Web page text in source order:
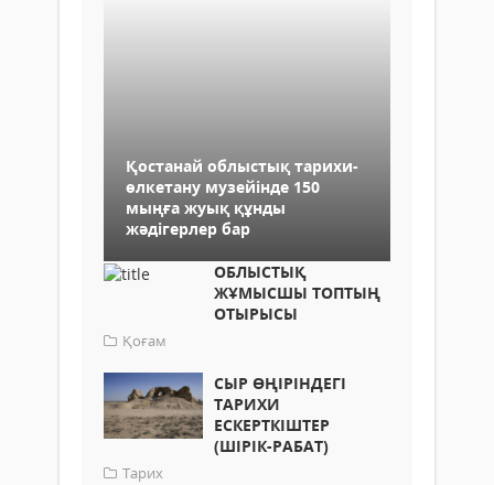
Қостанай облыстық тарихи-
өлкетану музейінде 150
мыңға жуық құнды
жәдігерлер бар
ОБЛЫСТЫҚ
ЖҰМЫСШЫ ТОПТЫҢ
ОТЫРЫСЫ
Қоғам
СЫР ӨҢІРІНДЕГІ
ТАРИХИ
ЕСКЕРТКІШТЕР
(ШІРІК-РАБАТ)
Тарих